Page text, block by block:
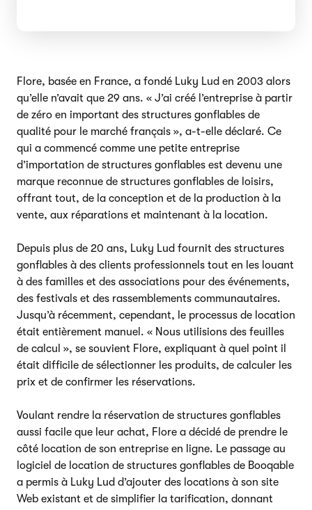
Flore, basée en France, a fondé Luky Lud en 2003 alors
qu’elle n’avait que 29 ans. « J’ai créé l’entreprise à partir
de zéro en important des structures gonflables de
qualité pour le marché français », a-t-elle déclaré. Ce
qui a commencé comme une petite entreprise
d’importation de structures gonflables est devenu une
marque reconnue de structures gonflables de loisirs,
offrant tout, de la conception et de la production à la
vente, aux réparations et maintenant à la location.
Depuis plus de 20 ans, Luky Lud fournit des structures
gonflables à des clients professionnels tout en les louant
à des familles et des associations pour des événements,
des festivals et des rassemblements communautaires.
Jusqu’à récemment, cependant, le processus de location
était entièrement manuel. « Nous utilisions des feuilles
de calcul », se souvient Flore, expliquant à quel point il
était difficile de sélectionner les produits, de calculer les
prix et de confirmer les réservations.
Voulant rendre la réservation de structures gonflables
aussi facile que leur achat, Flore a décidé de prendre le
côté location de son entreprise en ligne. Le passage au
logiciel de location de structures gonflables de Booqable
a permis à Luky Lud d’ajouter des locations à son site
Web existant et de simplifier la tarification, donnant